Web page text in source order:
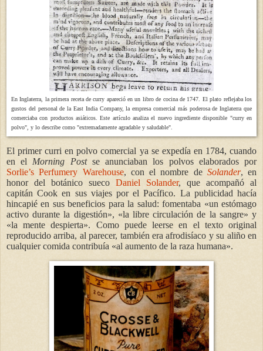
En Inglaterra, la primera receta de curry apareció en un libro de cocina de 1747. El plato reflejaba los
gustos del personal de la East India Company, la empresa comercial más poderosa de Inglaterra que
comerciaba con productos asiáticos. Este artículo analiza el nuevo ingrediente disponible "curry en
polvo", y lo describe como "extremadamente agradable y saludable".
El primer curri en polvo comercial ya se expedía en 1784, cuando
en el Morning Postse anunciaban los polvos elaborados por
Sorlie’s Perfumery Warehouse, con el nombre de Solander, en
honor del botánico sueco Daniel Solander, que acompañó al
capitán Cook en sus viajes por el Pacífico. La publicidad hacía
hincapié en sus beneficios para la salud: fomentaba «un estómago
activo durante la digestión», «la libre circulación de la sangre» y
«la mente despierta». Como puede leerse en el texto original
reproducido arriba, al parecer, también era afrodisíaco y su aliño en
cualquier comida contribuía «al aumento de la raza humana».